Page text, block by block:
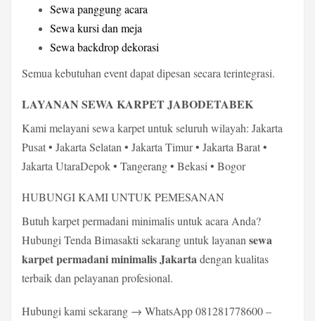
Sewa panggung acara
Sewa kursi dan meja
Sewa backdrop dekorasi
Semua kebutuhan event dapat dipesan secara terintegrasi.
LAYANAN SEWA KARPET JABODETABEK
Kami melayani sewa karpet untuk seluruh wilayah: Jakarta
Pusat • Jakarta Selatan • Jakarta Timur • Jakarta Barat •
Jakarta UtaraDepok • Tangerang • Bekasi • Bogor
HUBUNGI KAMI UNTUK PEMESANAN
Butuh karpet permadani minimalis untuk acara Anda?
Hubungi Tenda Bimasakti sekarang untuk layanan sewa
karpet permadani minimalis Jakartadengan kualitas
terbaik dan pelayanan profesional.
Hubungi kami sekarang → WhatsApp 081281778600 –